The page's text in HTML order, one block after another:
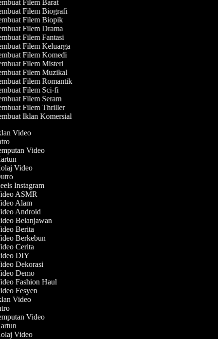
Filem Barat
Filem Biografi
Filem Biopik
Filem Drama
Filem Fantasi
Filem Keluarga
Filem Komedi
Filem Misteri
Filem Muzikal
Filem Romantik
Filem Sci-fi
Filem Seram
Filem Thriller
Iklan Komersial
Video
Video
Video
Instagram
ASMR
Alam
Android
Belanjawan
Berita
Berkebun
Cerita
DIY
Dekorasi
Demo
Fashion Haul
Fesyen
Video
Video
Video